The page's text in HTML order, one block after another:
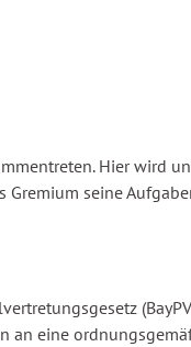
Hier wird
seine
an eine